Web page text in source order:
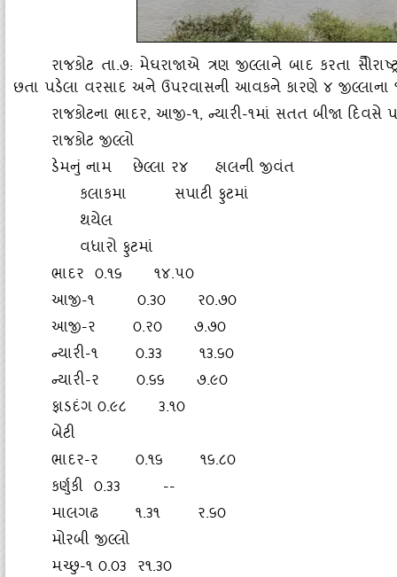
રાજકોટ તા.૭: મેઘરાજાએ ત્રણ જીલ્લાને બાદ કરતા
છતા પડેલા વરસાદ અને ઉપરવાસની આવકને કારણે ૪ જીલ્લાના
રાજકોટના ભાદર, આજી-૧, ન્‍યારી-૧માં સતત બીજા દિવસે
રાજકોટ જીલ્લો
ડેમનું નામ છેલ્‍લા ર૪ હાલની જીવંત
કલાકમા સપાટી ફુટમાં
થયેલ
વધારો ફુટમાં
ભાદર ૦.૧૬ ૧૪.૫૦
આજી-૧ ૦.૩૦ ર૦.૭૦
આજી-ર ૦.ર૦ ૭.૭૦
ન્‍યારી-૧ ૦.૩૩ ૧૩.૬૦
ન્‍યારી-ર ૦.૬૬ ૭.૯૦
ફાડદંગ ૦.૯૮ ૩.૧૦
બેટી
ભાદર-ર ૦.૧૬ ૧૬.૮૦
કર્ણુકી ૦.૩૩ --
માલગઢ ૧.૩૧ ર.૬૦
મોરબી જીલ્લો
મચ્‍છુ-૧ ૦.૦૩ ર૧.૩૦